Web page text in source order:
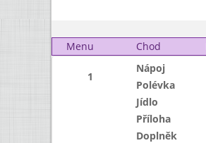
Menu
Chod
1
Nápoj
Polévka
Jídlo
Příloha
Doplněk